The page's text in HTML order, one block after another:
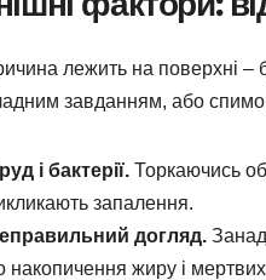
лежить на поверхні
завданням, або
і бактерії. Торкаючись
запалення.
догляд.
накопичення жиру і мертвих